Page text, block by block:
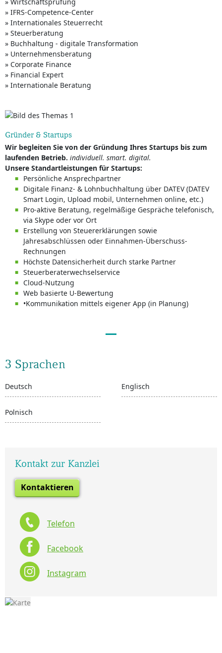
» IFRS-Competence-Center
» Internationales Steuerrecht
» Steuerberatung
» Buchhaltung - digitale Transformation
» Unternehmensberatung
» Corporate Finance
» Financial Expert
» Internationale Beratung
Gründer & Startups
Wir begleiten Sie von der Gründung Ihres Startups bis zum
laufenden Betrieb. individuell. smart. digital.
Unsere Standartleistungen für Startups:
Persönliche Ansprechpartner
Digitale Finanz- & Lohnbuchhaltung über DATEV (DATEV
Smart Login, Upload mobil, Unternehmen online, etc.)
Pro-aktive Beratung, regelmäßige Gespräche telefonisch,
via Skype oder vor Ort
Erstellung von Steuererklärungen sowie
Jahresabschlüssen oder Einnahmen-Überschuss-
Rechnungen
Höchste Datensicherheit durch starke Partner
Steuerberaterwechselservice
Cloud-Nutzung
Web basierte U-Bewertung
•Kommunikation mittels eigener App (in Planung)
3 Sprachen
Deutsch Englisch
Polnisch
Kontakt zur Kanzlei
Kontaktieren
Telefon
Facebook
Instagram